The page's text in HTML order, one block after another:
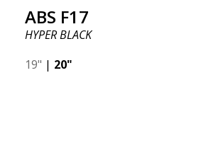
ABS F17
HYPER BLACK
19" | 20"